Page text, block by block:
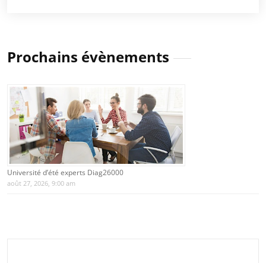
Prochains évènements
Université d’été experts Diag26000
août 27, 2026, 9:00 am